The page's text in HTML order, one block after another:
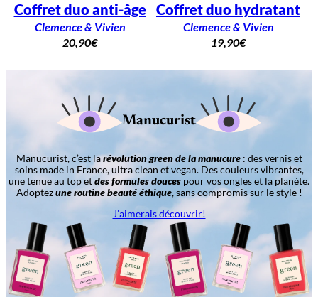
Coffret duo anti-âge
Clemence & Vivien
20,90€
Coffret duo hydratant
Clemence & Vivien
19,90€
Manucurist
Manucurist, c’est larévolution green de la manucure: des vernis et
soins made in France, ultra clean et vegan. Des couleurs vibrantes,
une tenue au top etdes formules douces pour vos ongles et la planète.
Adoptezune routine beauté éthique, sans compromis sur le style !
J’aimerais découvrir!